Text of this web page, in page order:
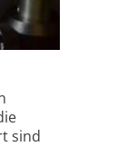
sind